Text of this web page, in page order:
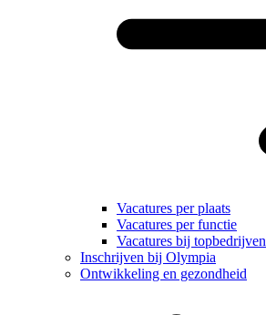
Vacatures per plaats
Vacatures per functie
Vacatures bij topbedrijven
Inschrijven bij Olympia
Ontwikkeling en gezondheid